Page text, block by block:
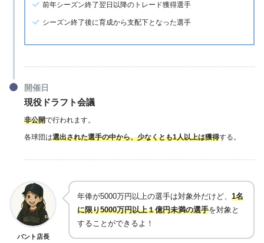
所属チームに10万ドル（約1100万円）支払うなどの決まり
があります。
に規定されていることから、名付けられた
前年シーズン終了翌日以降のトレード獲得選手
シーズン終了後に育成から支配下となった選手
開催日
現役ドラフト会議
非公開で行われます。
各球団は選出された選手の中から、少なくとも1人以上は獲得する。
バント店長
年俸が5000万円以上の選手は対象外だけど、 1名
に限り5000万円以上１億円未満の選手を対象と
することができるよ！